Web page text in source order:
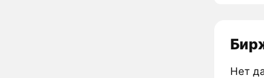
Нет